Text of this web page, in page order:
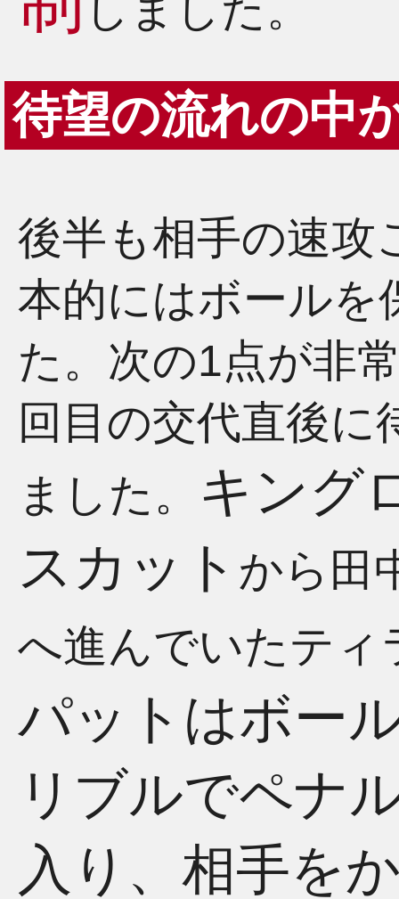
待望の流れの中
後半も相手の速攻
本的にはボールを
た。次の1点が非
回目の交代直後に
ました。 キング
スカット から田
へ進んでいたティ
パットはボー
リブルでペナ
入り、相手を